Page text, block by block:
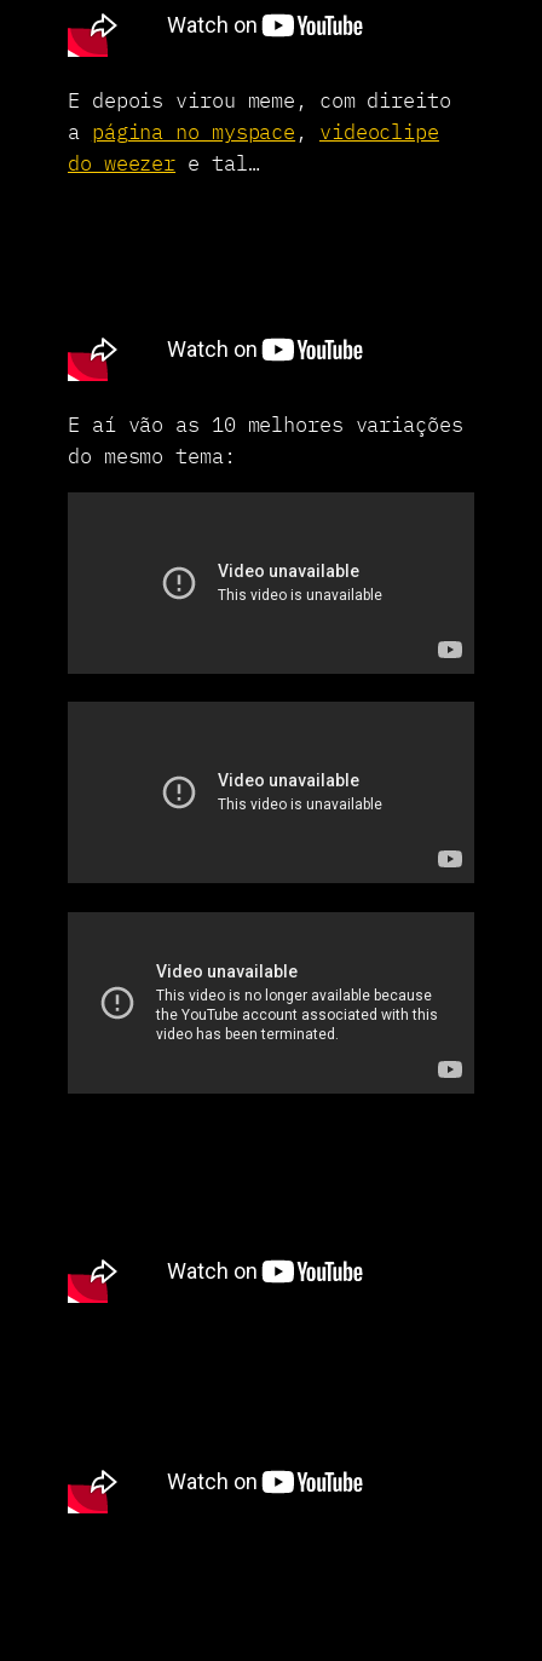
E depois virou meme, com direito
a página no myspace , videoclipe
do weezer e tal…
E aí vão as 10 melhores variações
do mesmo tema: